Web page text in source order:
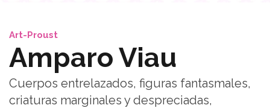
Art-Proust
Amparo Viau
Cuerpos entrelazados, figuras fantasmales,
criaturas marginales y despreciadas,